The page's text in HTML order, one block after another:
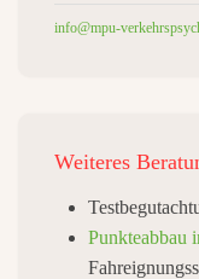
info@mpu-
Weiteres
Punkteabbau